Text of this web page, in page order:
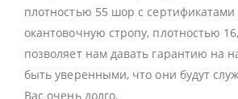
плотностью 55 шор с сертификатами
окантовочную стропу, плотностью
позволяет нам давать гарантию на
быть уверенными, что они будут
Вас очень долго.